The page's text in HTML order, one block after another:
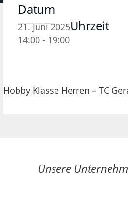
Datum
21. Juni 2025Uhrzeit
14:00 - 19:00
Hobby Klasse Herren – TC
Unsere